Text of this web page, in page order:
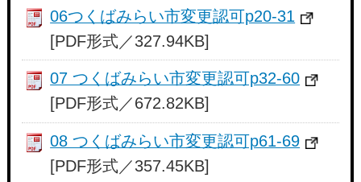
06つくばみらい市変更認可p20-31
[PDF形式／327.94KB]
07 つくばみらい市変更認可p32-60
[PDF形式／672.82KB]
08 つくばみらい市変更認可p61-69
[PDF形式／357.45KB]